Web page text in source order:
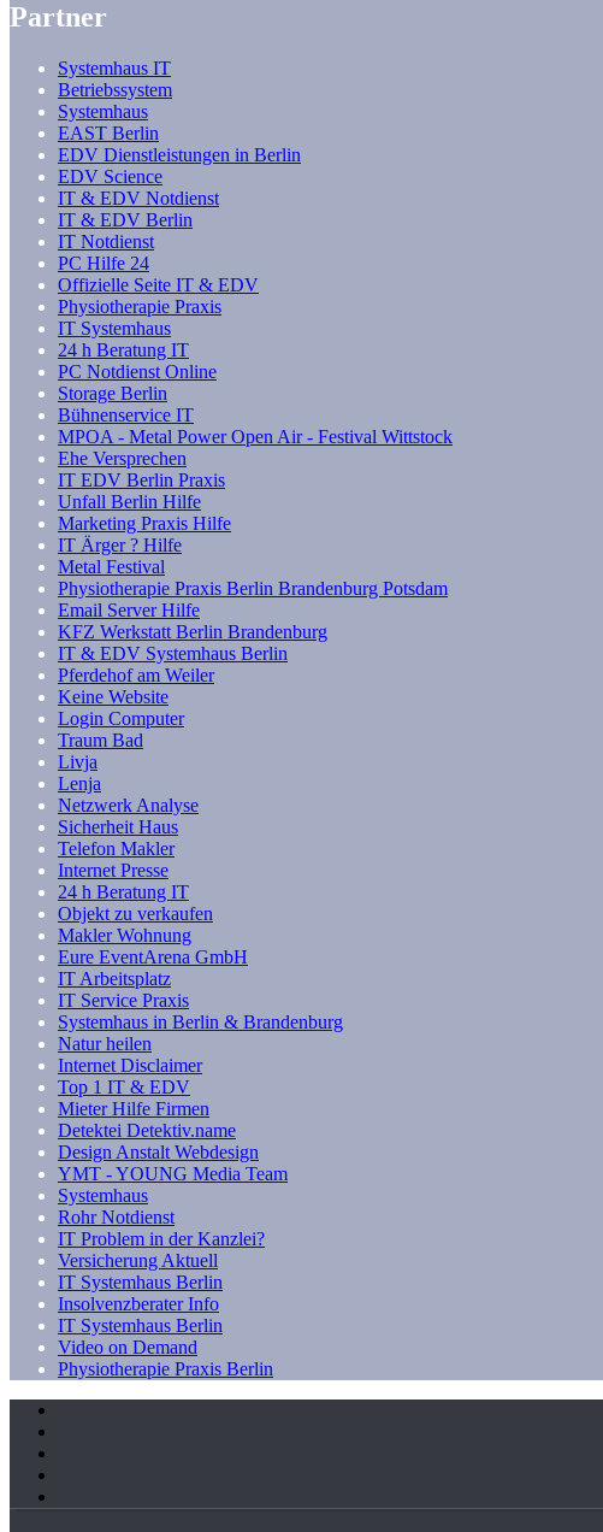
Partner
Systemhaus IT
Betriebssystem
Systemhaus
EAST Berlin
EDV Dienstleistungen in Berlin
EDV Science
IT & EDV Notdienst
IT & EDV Berlin
IT Notdienst
PC Hilfe 24
Offizielle Seite IT & EDV
Physiotherapie Praxis
IT Systemhaus
24 h Beratung IT
PC Notdienst Online
Storage Berlin
Bühnenservice IT
MPOA - Metal Power Open Air - Festival Wittstock
Ehe Versprechen
IT EDV Berlin Praxis
Unfall Berlin Hilfe
Marketing Praxis Hilfe
IT Ärger ? Hilfe
Metal Festival
Physiotherapie Praxis Berlin Brandenburg Potsdam
Email Server Hilfe
KFZ Werkstatt Berlin Brandenburg
IT & EDV Systemhaus Berlin
Pferdehof am Weiler
Keine Website
Login Computer
Traum Bad
Livja
Lenja
Netzwerk Analyse
Sicherheit Haus
Telefon Makler
Internet Presse
24 h Beratung IT
Objekt zu verkaufen
Makler Wohnung
Eure EventArena GmbH
IT Arbeitsplatz
IT Service Praxis
Systemhaus in Berlin & Brandenburg
Natur heilen
Internet Disclaimer
Top 1 IT & EDV
Mieter Hilfe Firmen
Detektei Detektiv.name
Design Anstalt Webdesign
YMT - YOUNG Media Team
Systemhaus
Rohr Notdienst
IT Problem in der Kanzlei?
Versicherung Aktuell
IT Systemhaus Berlin
Insolvenzberater Info
IT Systemhaus Berlin
Video on Demand
Physiotherapie Praxis Berlin